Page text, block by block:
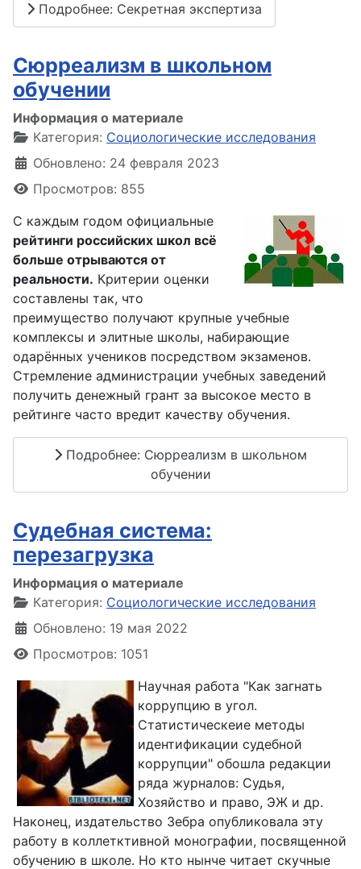
Подробнее: Секретная экспертиза
Сюрреализм в школьном
обучении
Информация о материале
Категория: Социологические исследования
Обновлено: 24 февраля 2023
Просмотров: 855
С каждым годом официальные
рейтинги российских школ всё
больше отрываются от
реальности. Критерии оценки
составлены так, что
преимущество получают крупные учебные
комплексы и элитные школы, набирающие
одарённых учеников посредством экзаменов.
Стремление администрации учебных заведений
получить денежный грант за высокое место в
рейтинге часто вредит качеству обучения.
Подробнее: Сюрреализм в школьном
обучении
Судебная система:
перезагрузка
Информация о материале
Категория: Социологические исследования
Обновлено: 19 мая 2022
Просмотров: 1051
Научная работа "Как загнать
коррупцию в угол.
Статистическеие методы
идентификации судебной
коррупции" обошла редакции
ряда журналов: Судья,
Хозяйство и право, ЭЖ и др.
Наконец, издательство Зебра опубликовала эту
работу в коллетктивной монографии, посвященной
обучению в школе. Но кто нынче читает скучные